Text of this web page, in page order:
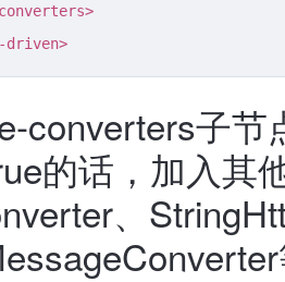
>
driven>
converters子
的话，加入其
、